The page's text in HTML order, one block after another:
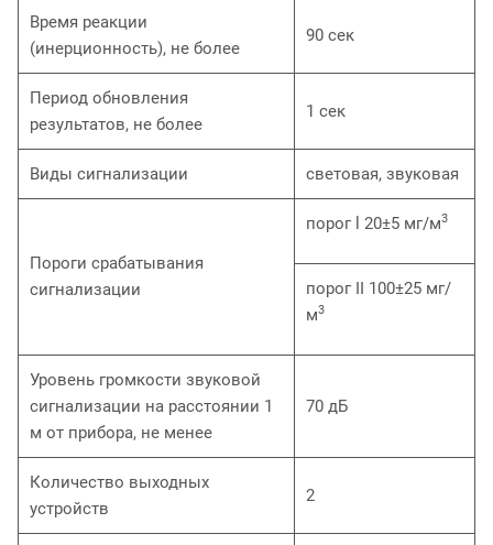
Время реакции
(инерционность), не более
90 сек
Период обновления
результатов, не более
1 сек
Виды сигнализации световая, звуковая
Пороги срабатывания
сигнализации
порог l 20±5 мг/м3
порог II 100±25 мг/
м3
Уровень громкости звуковой
сигнализации на расстоянии 1
м от прибора, не менее
70 дБ
Количество выходных
устройств
2